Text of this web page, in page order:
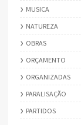
MUSICA
NATUREZA
OBRAS
ORÇAMENTO
ORGANIZADAS
PARALISAÇÃO
PARTIDOS